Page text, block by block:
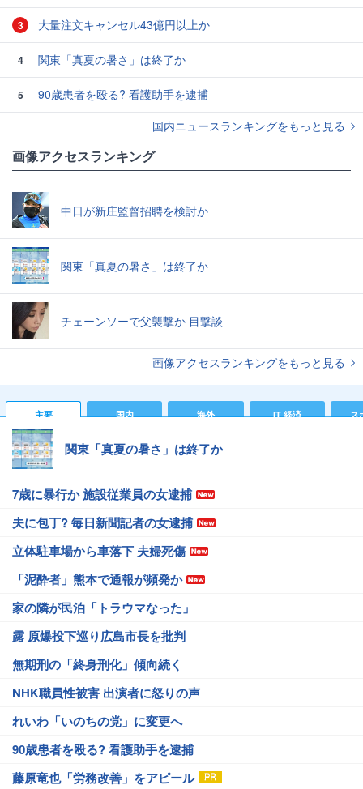
3 大量注文キャンセル43億円以上か
4 関東「真夏の暑さ」は終了か
5
90歳患者を殴る? 看護助手を逮捕
国内ニュースランキングをもっと見る
画像アクセスランキング
中日が新庄監督招聘を検討か
関東「真夏の暑さ」は終了か
チェーンソーで父襲撃か 目撃談
画像アクセスランキングをもっと見る
主要 国内 海外 IT 経済 ス
関東「真夏の暑さ」は終了か
7歳に暴行か 施設従業員の女逮捕
夫に包丁? 毎日新聞記者の女逮捕
立体駐車場から車落下 夫婦死傷
「泥酔者」熊本で通報が頻発か
家の隣が民泊「トラウマなった」
露 原爆投下巡り広島市長を批判
無期刑の「終身刑化」傾向続く
NHK職員性被害 出演者に怒りの声
れいわ「いのちの党」に変更へ
90歳患者を殴る? 看護助手を逮捕
藤原竜也「労務改善」をアピール